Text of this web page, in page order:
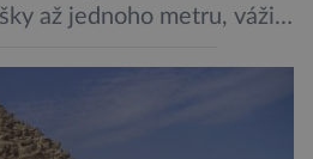
až jednoho metru, vážil
inexpectatus a doba
přibližně před 19